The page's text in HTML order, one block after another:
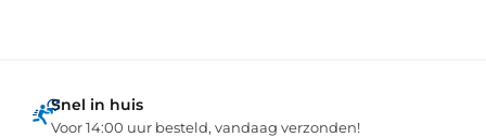
Snel in huis
Voor 14:00 uur besteld, vandaag verzonden!